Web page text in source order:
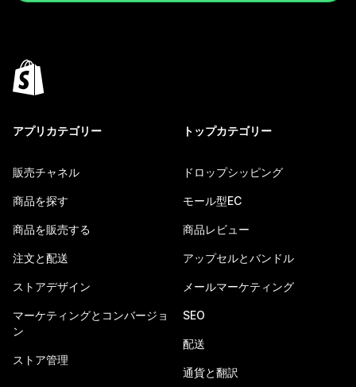
アプリカテゴリー
販売チャネル
商品を探す
商品を販売する
注文と配送
ストアデザイン
マーケティングとコンバージョ
ン
ストア管理
トップカテゴリー
ドロップシッピング
モール型EC
商品レビュー
アップセルとバンドル
メールマーケティング
SEO
配送
通貨と翻訳